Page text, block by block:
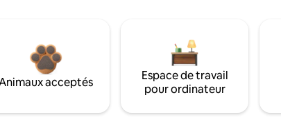
acceptés
Espace de travail
pour ordinateur